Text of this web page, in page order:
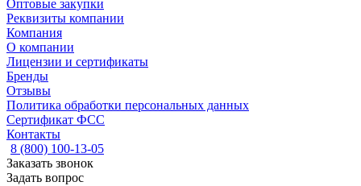
Оптовые закупки
Реквизиты компании
Компания
О компании
Лицензии и сертификаты
Бренды
Отзывы
Политика обработки персональных данных
Сертификат ФСС
Контакты
8 (800) 100-13-05
Заказать звонок
Задать вопрос